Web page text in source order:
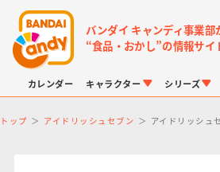
バンダイ キャンディ事業部
“食品・おかし”の情報サイ
カレンダー キャラクター シリーズ
トップ アイドリッシュセブン アイドリッシュ